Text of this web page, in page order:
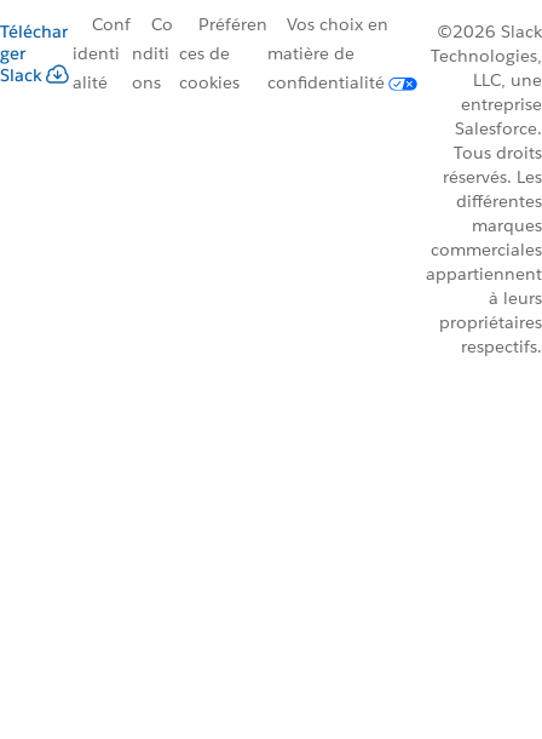
Téléchar
ger
Slack
Conf
identi
alité
Co
nditi
ons
Préféren
ces de
cookies
Vos choix en
matière de
confidentialité
©2026 Slack
Technologies,
LLC, une
entreprise
Salesforce.
Tous droits
réservés. Les
différentes
marques
commerciales
appartiennent
à leurs
propriétaires
respectifs.